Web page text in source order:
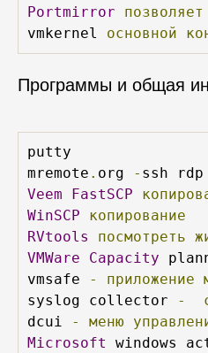
Portmirror
позволяет
vmkernel основной
Программы и общая
putty
mremote . org - ssh rdp
Veem
FastSCP
WinSCP
копирование
RVtools
посмотреть
VMWare
Capacity
vmsafe
- приложение
syslog collector
-
dcui
- меню
Microsoft
windows